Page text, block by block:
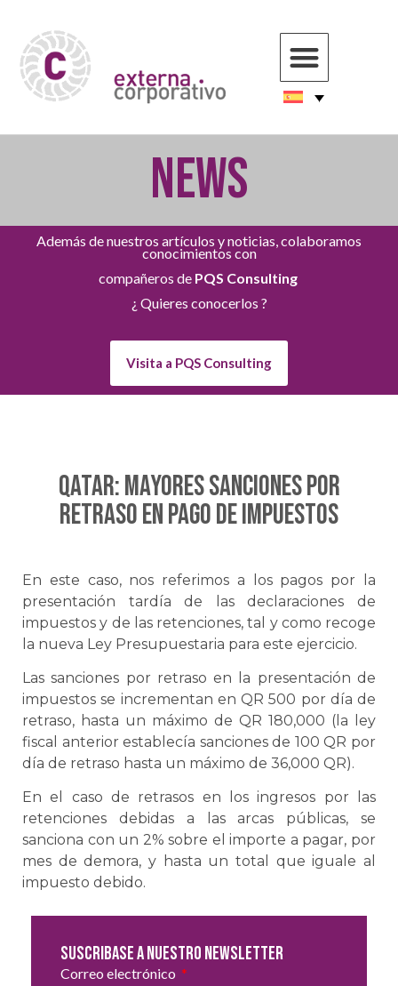
NEWS
Además de nuestros artículos y noticias, colaboramos
conocimientos con
compañeros de PQS Consulting
¿ Quieres conocerlos ?
Visita a PQS Consulting
QATAR: Mayores sanciones por
retraso en pago de impuestos
En este caso, nos referimos a los pagos por la
presentación tardía de las declaraciones de
impuestos y de las retenciones, tal y como recoge
la nueva Ley Presupuestaria para este ejercicio.
Las sanciones por retraso en la presentación de
impuestos se incrementan en QR 500 por día de
retraso, hasta un máximo de QR 180,000 (la ley
fiscal anterior establecía sanciones de 100 QR por
día de retraso hasta un máximo de 36,000 QR).
En el caso de retrasos en los ingresos por las
retenciones debidas a las arcas públicas, se
sanciona con un 2% sobre el importe a pagar, por
mes de demora, y hasta un total que iguale al
impuesto debido.
Suscribase a nuestro newsletter
Correo electrónico